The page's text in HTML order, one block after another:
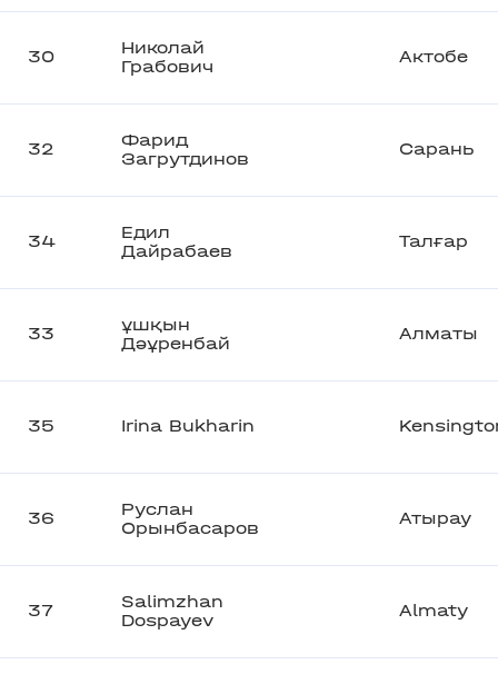
30
Николай
Грабович
Актобе
32
Фарид
Загрутдинов
Сарань
34
Едил
Дайрабаев
Талғар
33
ұшқын
Дәұренбай
Алматы
35 Irina Bukharin
36
Руслан
Орынбасаров
Атырау
37
Salimzhan
Dospayev
Almaty